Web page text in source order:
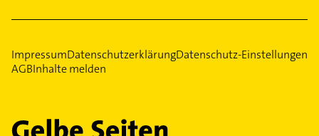
ImpressumDatenschutzerklärungDatenschutz-Einstellungen
AGBInhalte melden